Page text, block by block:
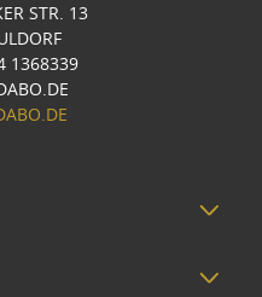
STR. 13
1368339